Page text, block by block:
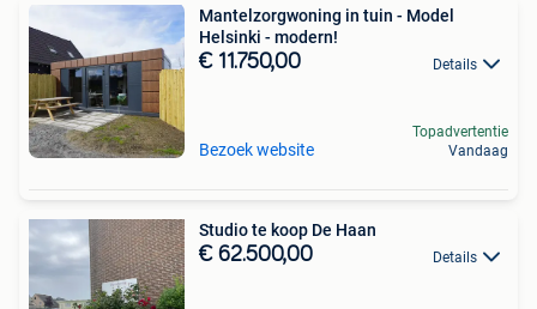
Mantelzorgwoning in tuin - Model
Helsinki - modern!
€ 11.750,00 Details
Bezoek website
Topadvertentie
Vandaag
Studio te koop De Haan
€ 62.500,00 Details